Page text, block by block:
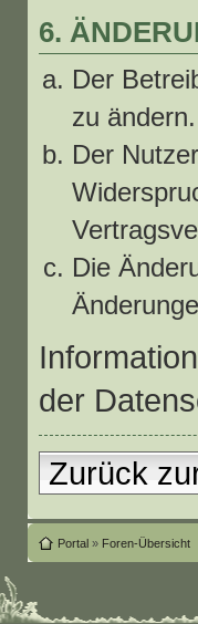
6.
Der
zu
Der
Die
der
Zurück
Portal» Foren-Übersicht